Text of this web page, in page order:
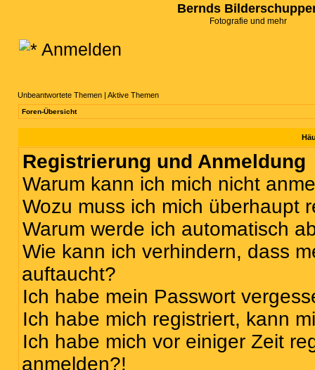
Bernds
Fotografie und mehr
Anmelden
Unbeantwortete Themen | Aktive Themen
Foren-Übersicht
Registrierung und Anmeldung
Warum kann ich mich nicht
Wozu muss ich mich überhaupt
Warum werde ich automatisch
Wie kann ich verhindern, dass
auftaucht?
Ich habe mein Passwort
Ich habe mich registriert, kann
Ich habe mich vor einiger Zeit
anmelden?!